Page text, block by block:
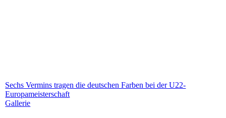
Sechs Vermins tragen die deutschen Farben bei der U22-
Europameisterschaft
Gallerie